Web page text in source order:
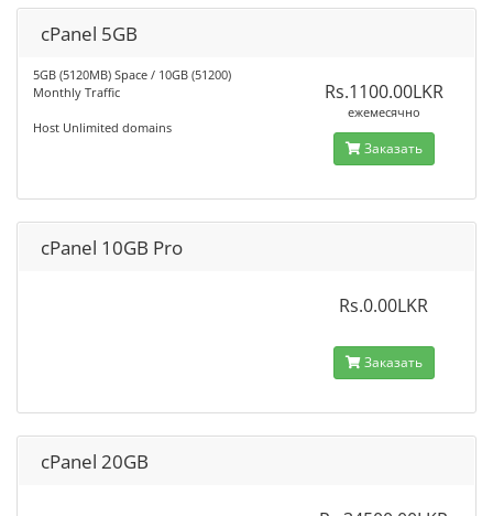
cPanel 5GB
5GB (5120MB) Space / 10GB (51200)
Monthly Traffic
Host Unlimited domains
Rs.1100.00LKR
ежемесячно
Заказать
cPanel 10GB Pro
Rs.0.00LKR
Заказать
cPanel 20GB